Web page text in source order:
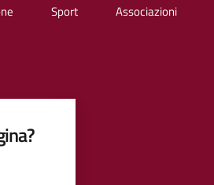
Sport Associazioni